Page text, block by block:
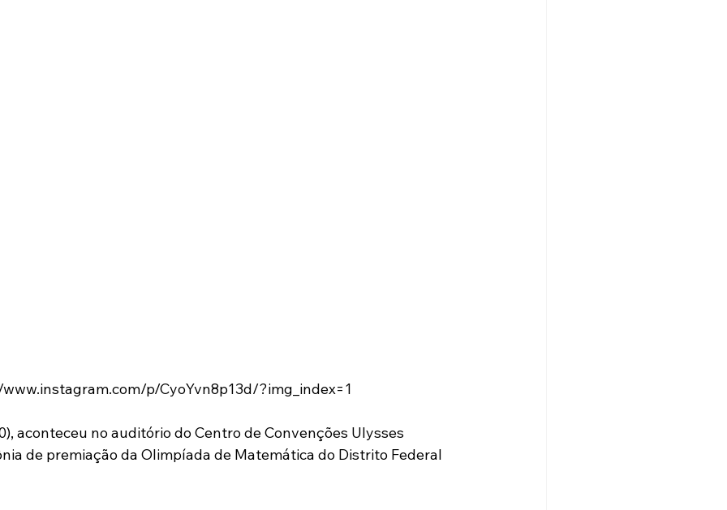
p/CyoYvn8p13d/?img_index=1
aconteceu no auditório do Centro de Convenções Ulysses
de premiação da Olimpíada de Matemática do Distrito Federal